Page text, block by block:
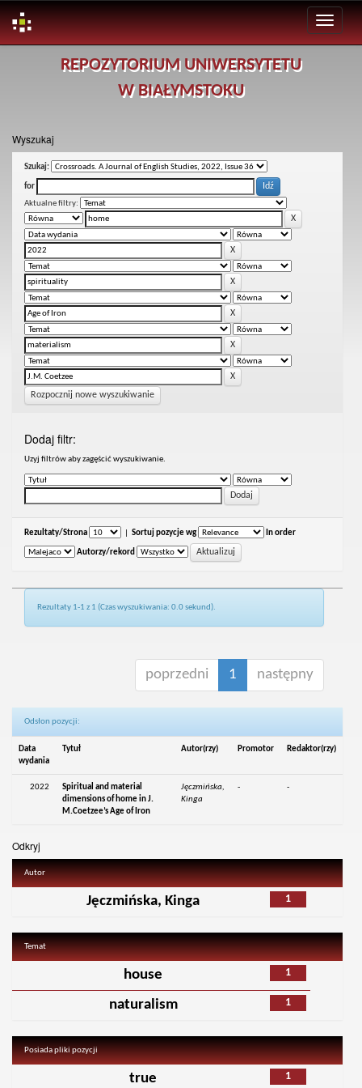
REPOZYTORIUM UNIWERSYTETU
W BIAŁYMSTOKU
Wyszukaj
Szukaj:
for
Aktualne filtry:
Rozpocznij nowe wyszukiwanie
Dodaj filtr:
Uzyj filtrów aby zagęścić wyszukiwanie.
Rezultaty/Strona Sortuj pozycje wg In order
Autorzy/rekord
Rezultaty 1-1 z 1 (Czas wyszukiwania: 0.0 sekund).
poprzedni 1 następny
Odsłon pozycji:
Data
wydania
Tytuł Autor(rzy) Promotor Redaktor(rzy)
2022
Spiritual and material
dimensions of home in J.
M.Coetzee’s Age of Iron
Jęczmińska,
Kinga
- -
Odkryj
Autor
1
Jęczmińska, Kinga
Temat
1
house
1
naturalism
Posiada pliki pozycji
1
true